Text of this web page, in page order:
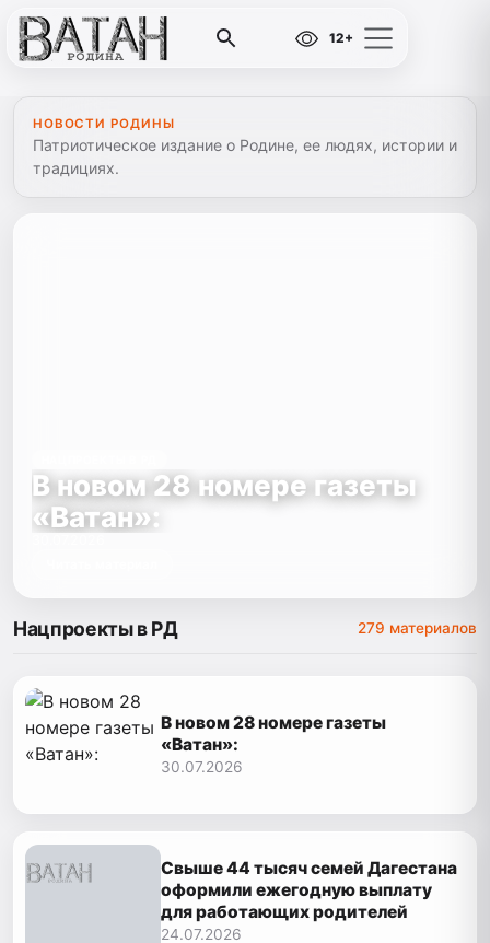
12+
НОВОСТИ РОДИНЫ
Патриотическое издание о Родине, ее людях, истории и
традициях.
В новом 28 номере газеты
«Ватан»:
Нацпроекты в РД 279 материалов
В новом 28 номере газеты
«Ватан»:
30.07.2026
Свыше 44 тысяч семей Дагестана
оформили ежегодную выплату
для работающих родителей
24.07.2026